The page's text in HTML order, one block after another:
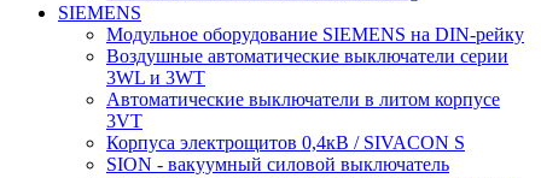
SIEMENS
Модульное оборудование SIEMENS на DIN-рейку
Воздушные автоматические выключатели серии
3WL и 3WT
Автоматические выключатели в литом корпусе
3VT
Корпуса электрощитов 0,4кВ / SIVACON S
SION - вакуумный силовой выключатель